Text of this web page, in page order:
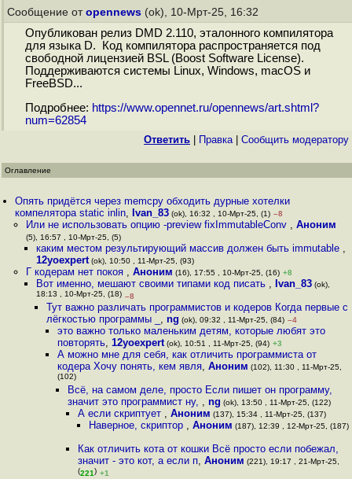
Сообщение от opennews (ok), 10-Мрт-25, 16:32
Опубликован релиз DMD 2.110, эталонного компилятора
для языка D. Код компилятора распространяется под
свободной лицензией BSL (Boost Software License).
Поддерживаются системы Linux, Windows, macOS и
FreeBSD...
Подробнее: https://www.opennet.ru/opennews/art.shtml?
num=62854
Ответить Правка| Cообщить модератору
Оглавление
Опять придётся через memcpy обходить дурные хотелки
компелятора static inlin, Ivan_83 (ok), 16:32 , 10-Мрт-25, (1) –8
Или не использовать опцию -preview fixImmutableConv , Аноним
(5), 16:57 , 10-Мрт-25, (5)
каким местом результирующий массив должен быть immutable ,
12yoexpert(ok), 10:50 , 11-Мрт-25, (93)
Г кодерам нет покоя , Аноним (16), 17:55 , 10-Мрт-25, (16) +8
Вот именно, мешают своими типами код писать , Ivan_83(ok),
18:13 , 10-Мрт-25, (18) –8
Тут важно различать программистов и кодеров Когда первые с
лёгкостью программы _ ,ng (ok), 09:32 , 11-Мрт-25, (84) –4
это важно только маленьким детям, которые любят это
повторять, 12yoexpert(ok), 10:51 , 11-Мрт-25, (94) +3
А можно мне для себя, как отличить программиста от
кодера Хочу понять, кем явля, Аноним (102), 11:30 , 11-Мрт-25,
(102)
Всё, на самом деле, просто Если пишет он программу,
значит это программист ну, , ng (ok), 13:50 , 11-Мрт-25, (122)
А если скриптует ,Аноним (137), 15:34 , 11-Мрт-25, (137)
Наверное, скриптор , Аноним (187), 12:39 , 12-Мрт-25, (187)
Как отличить кота от кошки Всё просто если побежал,
значит - это кот, а если п,Аноним (221), 19:17 , 21-Мрт-25,
(221) +1